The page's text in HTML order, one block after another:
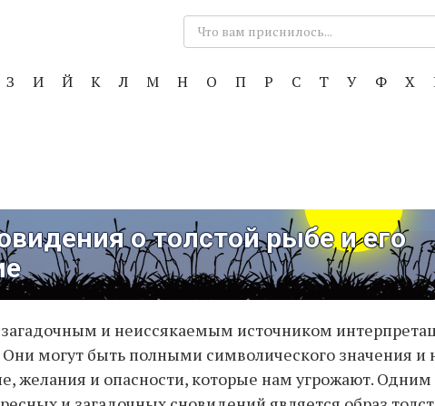
Поиск:
З И Й К Л М Н О П Р С Т У Ф Х
о толстой рыбе и его
и неиссякаемым источником
Они могут быть полными символического значения и
желания и опасности, которые нам угрожают. Одним